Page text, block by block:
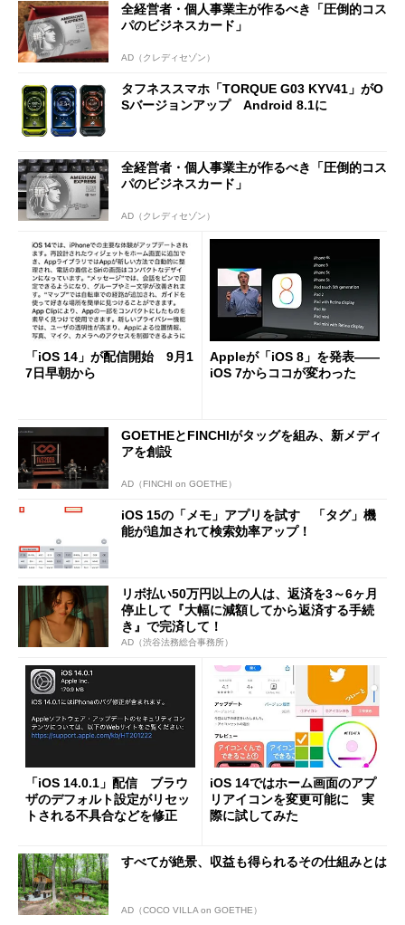
全経営者・個人事業主が作るべき「圧倒的コス
パのビジネスカード」
AD（クレディセゾン）
タフネススマホ「TORQUE G03 KYV41」がO
Sバージョンアップ Android 8.1に
全経営者・個人事業主が作るべき「圧倒的コス
パのビジネスカード」
AD（クレディセゾン）
「iOS 14」が配信開始 9月1
7日早朝から
Appleが「iOS 8」を発表――
iOS 7からココが変わった
GOETHEとFINCHIがタッグを組み、新メディ
アを創設
AD（FINCHI on GOETHE）
iOS 15の「メモ」アプリを試す 「タグ」機
能が追加されて検索効率アップ！
リボ払い50万円以上の人は、返済を3～6ヶ月
停止して『大幅に減額してから返済する手続
き』で完済して！
AD（渋谷法務総合事務所）
「iOS 14.0.1」配信 ブラウ
ザのデフォルト設定がリセッ
トされる不具合などを修正
iOS 14ではホーム画面のアプ
リアイコンを変更可能に 実
際に試してみた
すべてが絶景、収益も得られるその仕組みとは
AD（COCO VILLA on GOETHE）